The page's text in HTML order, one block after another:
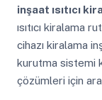
inşaat ısıtıcı
ısıtıcı kiralama
cihazı kiralama
kurutma sistemi
çözümleri için